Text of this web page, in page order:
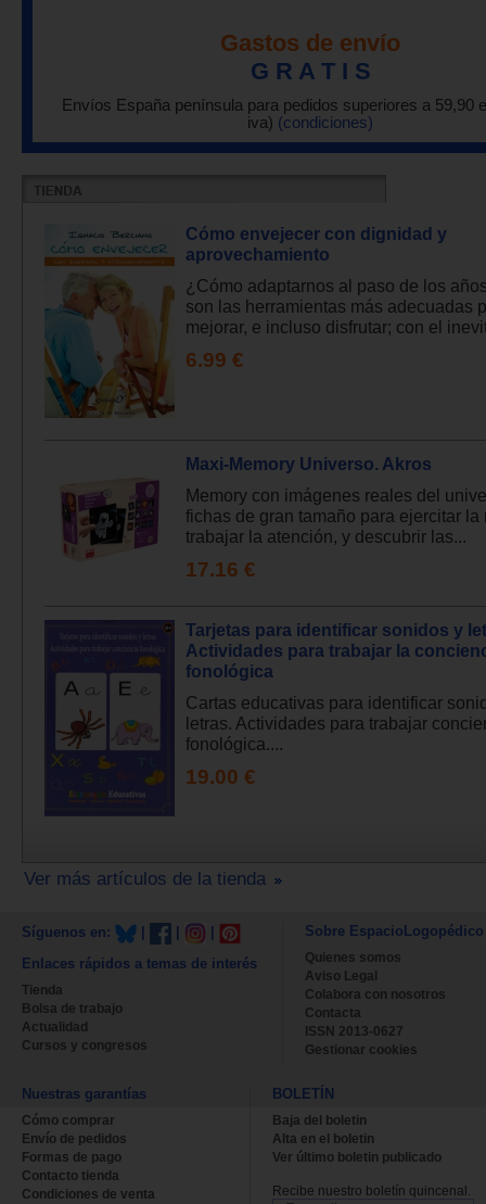
Gastos de envío
G R A T I S
Envíos España península para pedidos superiores a 59,90
iva) (condiciones)
Cómo envejecer con dignidad y
aprovechamiento
¿Cómo adaptarnos al paso de los
son las herramientas más adecuadas
mejorar, e incluso disfrutar; con el
6.99 €
Maxi-Memory Universo. Akros
Memory con imágenes reales del
fichas de gran tamaño para ejercitar la
trabajar la atención, y descubrir las...
17.16 €
Tarjetas para identificar sonidos y
Actividades para trabajar la
fonológica
Cartas educativas para identificar
letras. Actividades para trabajar
fonológica....
19.00 €
Ver más artículos de la tienda
Síguenos en:
Enlaces rápidos a temas de interés
Tienda
Bolsa de trabajo
Actualidad
Cursos y congresos
Sobre EspacioLogopédico
Quienes somos
Aviso Legal
Colabora con nosotros
Contacta
ISSN 2013-0627
Gestionar cookies
Nuestras garantías
Cómo comprar
Envío de pedidos
Formas de pago
Contacto tienda
Condiciones de venta
BOLETÍN
Baja del boletin
Alta en el boletin
Ver último boletin publicado
Recibe nuestro boletín quincenal.